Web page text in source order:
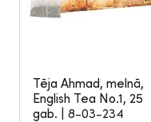
Tēja Ahmad, melnā,
English Tea No.1, 25
gab.
8-03-234